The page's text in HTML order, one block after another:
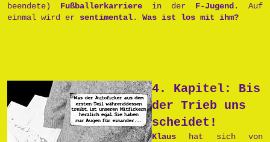
beendete) Fußballerkarriere in der F-Jugend. Auf
einmal wird er sentimental. Was ist los mit ihm?
4. Kapitel: Bis
der Trieb uns
scheidet!
Klaus hat sich von